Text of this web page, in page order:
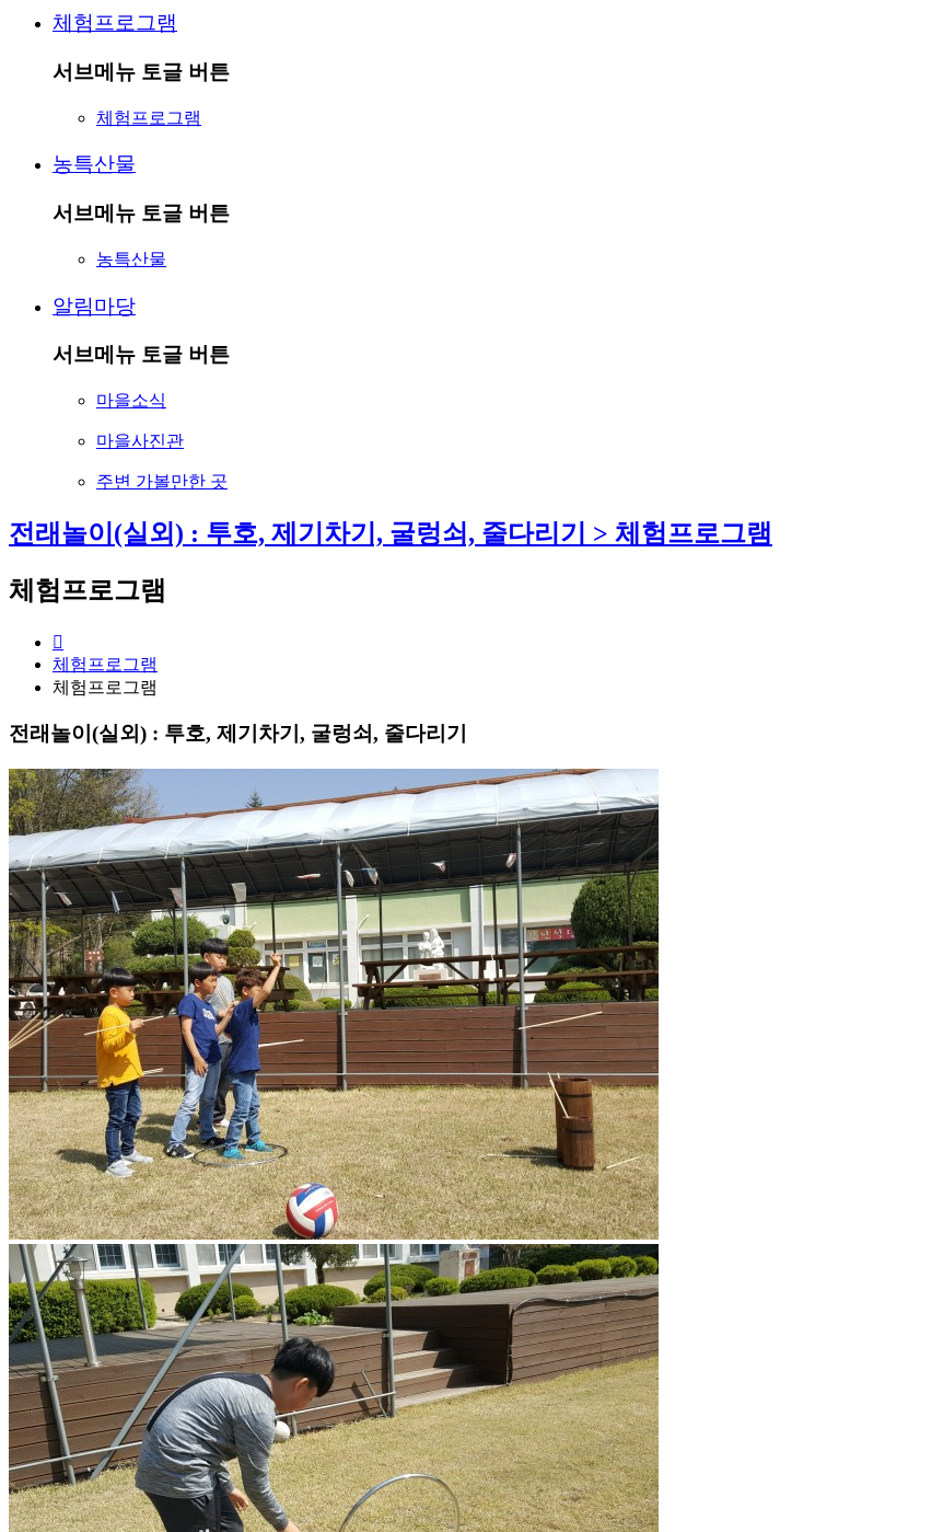
체험프로그램
서브메뉴 토글 버튼
체험프로그램
농특산물
서브메뉴 토글 버튼
농특산물
알림마당
서브메뉴 토글 버튼
마을소식
마을사진관
주변 가볼만한 곳
전래놀이(실외) : 투호, 제기차기, 굴렁쇠, 줄다리기 > 체험프로그램
체험프로그램
체험프로그램
체험프로그램
전래놀이(실외) : 투호, 제기차기, 굴렁쇠, 줄다리기